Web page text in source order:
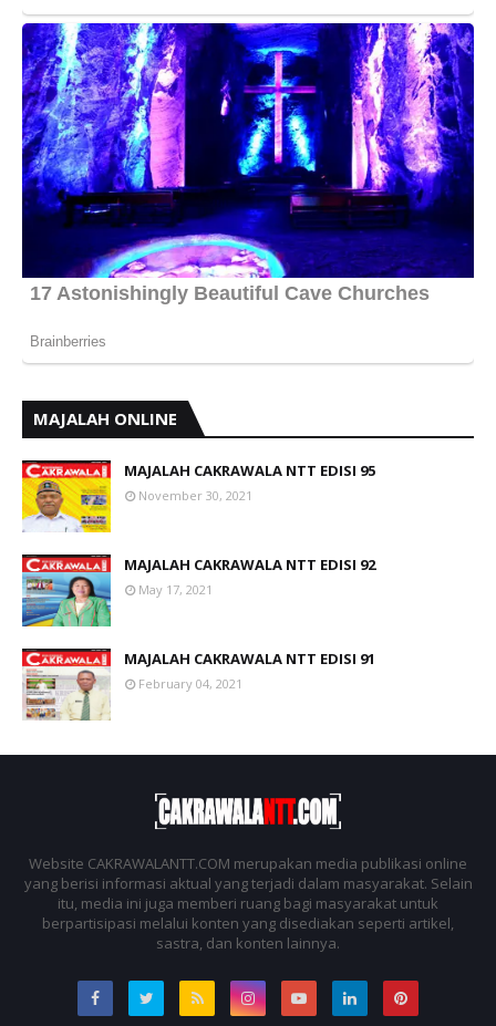
MAJALAH ONLINE
MAJALAH CAKRAWALA NTT EDISI 95
November 30, 2021
MAJALAH CAKRAWALA NTT EDISI 92
May 17, 2021
MAJALAH CAKRAWALA NTT EDISI 91
February 04, 2021
Website CAKRAWALANTT.COM merupakan media publikasi online
yang berisi informasi aktual yang terjadi dalam masyarakat. Selain
itu, media ini juga memberi ruang bagi masyarakat untuk
berpartisipasi melalui konten yang disediakan seperti artikel,
sastra, dan konten lainnya.